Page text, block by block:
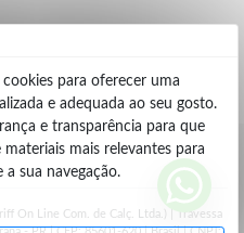
para oferecer uma
e adequada ao seu gosto.
e transparência para que
mais relevantes para
sua navegação.
On Line Com. de Calç. Ltda.) | Travessa